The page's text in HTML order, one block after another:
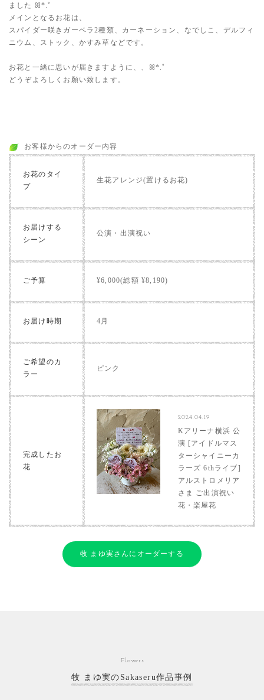
ました ꕤ*.ﾟ
メインとなるお花は、
スパイダー咲きガーベラ2種類、カーネーション、なでしこ、デルフィ
ニウム、ストック、かすみ草などです。
お花と一緒に思いが届きますように、、ꕤ*.ﾟ
どうぞよろしくお願い致します。
お客様からのオーダー内容
お花のタイ
プ
生花アレンジ(置けるお花)
お届けする
シーン
公演・出演祝い
ご予算 ¥6,000(総額 ¥8,190)
お届け時期 4月
ご希望のカ
ラー
ピンク
完成したお
花
2024.04.19
Kアリーナ横浜 公
演 [アイドルマス
ターシャイニーカ
ラーズ 6thライブ]
アルストロメリア
さま ご出演祝い
花・楽屋花
牧 まゆ実さんにオーダーする
Flowers
牧 まゆ実のSakaseru作品事例